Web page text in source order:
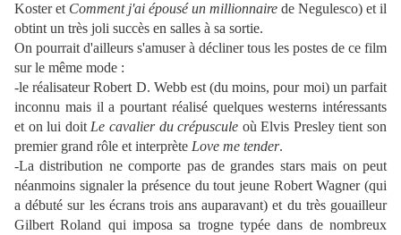
Koster et Comment j'ai épousé un millionnaire de Negulesco) et il
obtint un très joli succès en salles à sa sortie.
On pourrait d'ailleurs s'amuser à décliner tous les postes de ce film
sur le même mode :
-le réalisateur Robert D. Webb est (du moins, pour moi) un parfait
inconnu mais il a pourtant réalisé quelques westerns intéressants
et on lui doit Le cavalier du crépuscule où Elvis Presley tient son
premier grand rôle et interprète Love me tender.
-La distribution ne comporte pas de grandes stars mais on peut
néanmoins signaler la présence du tout jeune Robert Wagner (qui
a débuté sur les écrans trois ans auparavant) et du très gouailleur
Gilbert Roland qui imposa sa trogne typée dans de nombreux